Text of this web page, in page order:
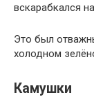
вскарабкался
Это был
холодном
Камушки